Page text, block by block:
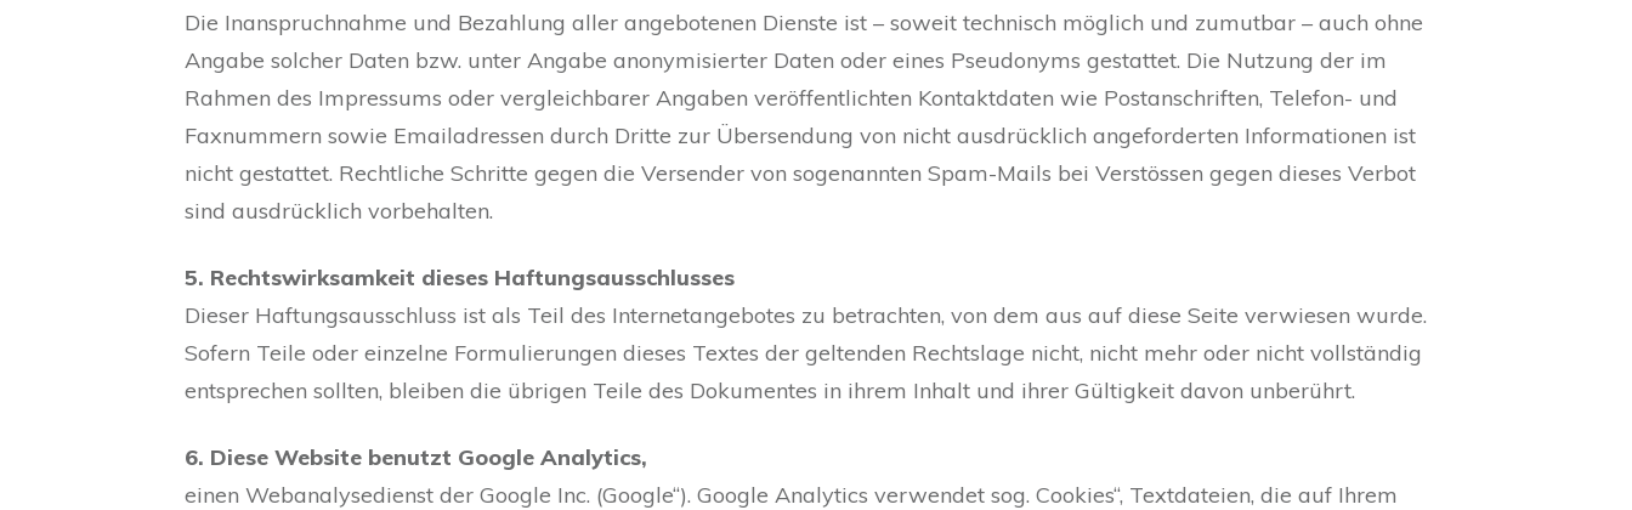
Die Inanspruchnahme und Bezahlung aller angebotenen Dienste ist – soweit technisch möglich und zumutbar – auch ohne
Angabe solcher Daten bzw. unter Angabe anonymisierter Daten oder eines Pseudonyms gestattet. Die Nutzung der im
Rahmen des Impressums oder vergleichbarer Angaben veröffentlichten Kontaktdaten wie Postanschriften, Telefon- und
Faxnummern sowie Emailadressen durch Dritte zur Übersendung von nicht ausdrücklich angeforderten Informationen ist
nicht gestattet. Rechtliche Schritte gegen die Versender von sogenannten Spam-Mails bei Verstössen gegen dieses Verbot
sind ausdrücklich vorbehalten.
5. Rechtswirksamkeit dieses Haftungsausschlusses
Dieser Haftungsausschluss ist als Teil des Internetangebotes zu betrachten, von dem aus auf diese Seite verwiesen wurde.
Sofern Teile oder einzelne Formulierungen dieses Textes der geltenden Rechtslage nicht, nicht mehr oder nicht vollständig
entsprechen sollten, bleiben die übrigen Teile des Dokumentes in ihrem Inhalt und ihrer Gültigkeit davon unberührt.
6. Diese Website benutzt Google Analytics,
einen Webanalysedienst der Google Inc. (Google“). Google Analytics verwendet sog. Cookies“, Textdateien, die auf Ihrem